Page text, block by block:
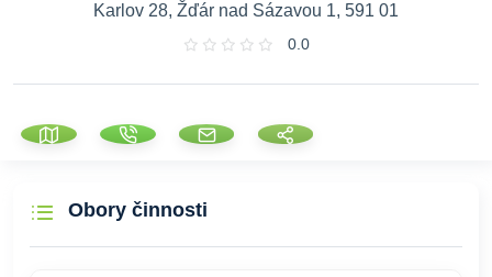
Karlov 28, Žďár nad Sázavou 1, 591 01
0.0
Obory činnosti